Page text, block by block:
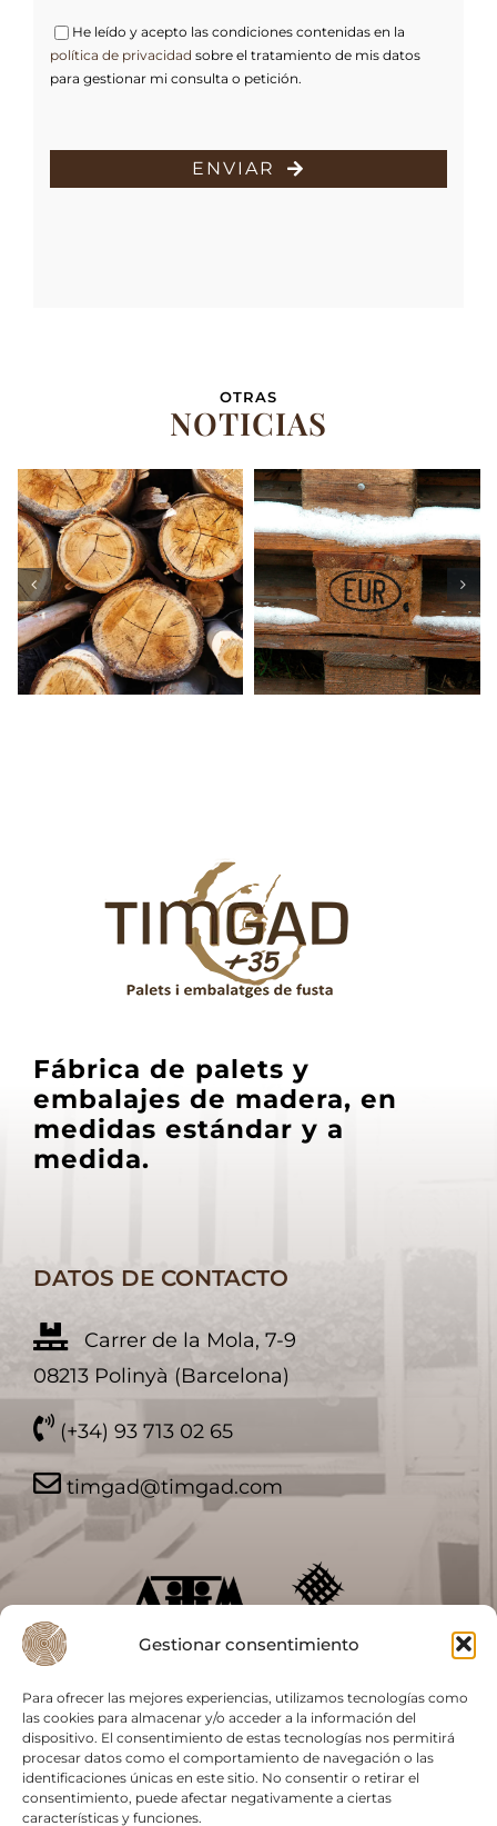
Gestionar consentimiento
Para ofrecer las mejores experiencias, utilizamos tecnologías como
las cookies para almacenar y/o acceder a la información del
dispositivo. El consentimiento de estas tecnologías nos permitirá
procesar datos como el comportamiento de navegación o las
identificaciones únicas en este sitio. No consentir o retirar el
consentimiento, puede afectar negativamente a ciertas
características y funciones.
He leído y acepto las condiciones contenidas en la
política de privacidad sobre el tratamiento de mis datos
para gestionar mi consulta o petición.
ENVIAR
OTRAS
NOTICIAS
El índice europeo
HPE confirma
que el precio de
la madera
continua
subiendo durante
el 2026
trazabilidad en
palets de madera:
garantía de
control y
cumplimiento
Fábrica de palets y
embalajes de madera, en
medidas estándar y a
medida.
DATOS DE CONTACTO
Carrer de la Mola, 7-9
08213 Polinyà (Barcelona)
(+34) 93 713 02 65
timgad@timgad.com